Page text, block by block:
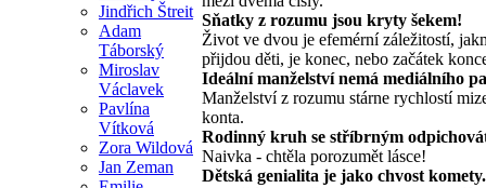
Jindřich Štreit
Adam
Táborský
Miroslav
Václavek
Pavlína
Vítková
Zora Wildová
Jan Zeman
Sňatky z rozumu jsou kryty šekem!
Život ve dvou je efemérní záležitostí,
přijdou děti, je konec, nebo začátek
Ideální manželství nemá mediálního
Manželství z rozumu stárne rychlostí
konta.
Rodinný kruh se stříbrným
Naivka - chtěla porozumět lásce!
Dětská genialita je jako chvost komety.